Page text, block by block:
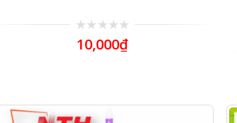
out
10,000₫